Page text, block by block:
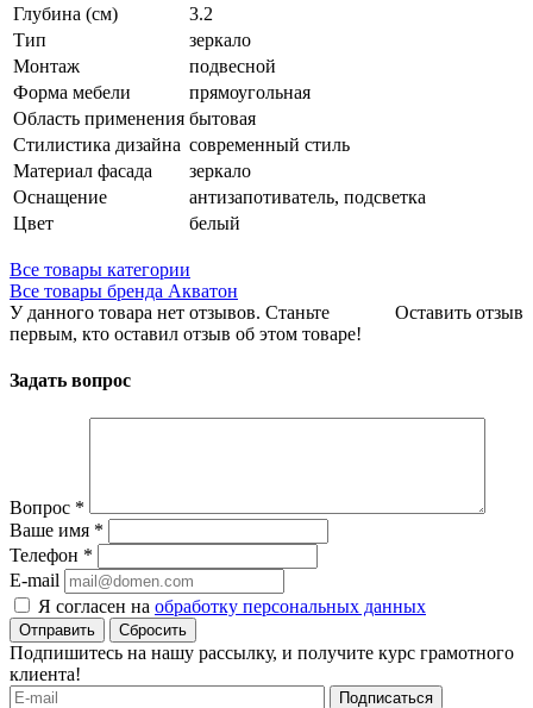
Глубина (см)
3.2
Тип
зеркало
Монтаж
подвесной
Форма мебели
прямоугольная
Область применения бытовая
Стилистика дизайна современный стиль
Материал фасада
зеркало
Оснащение
антизапотиватель, подсветка
Цвет
белый
Все товары категории
Все товары бренда Акватон
Оставить отзыв
У данного товара нет отзывов. Станьте
первым, кто оставил отзыв об этом товаре!
Задать вопрос
Вопрос *
Ваше имя *
Телефон *
E-mail
Я согласен на обработку персональных данных
Сбросить
Подпишитесь на нашу рассылку, и получите курс грамотного
клиента!